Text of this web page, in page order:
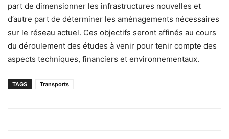
part de dimensionner les infrastructures nouvelles et
d’autre part de déterminer les aménagements nécessaires
sur le réseau actuel. Ces objectifs seront affinés au cours
du déroulement des études à venir pour tenir compte des
aspects techniques, financiers et environnementaux.
TAGS Transports